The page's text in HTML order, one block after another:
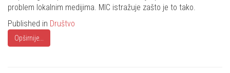
problem lokalnim medijima. MIC istražuje zašto je to tako.
Published in Društvo
Opširnije...